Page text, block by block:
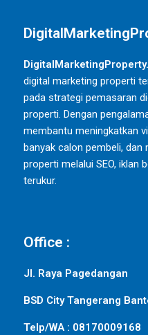
digital marketing properti
pada strategi pemasaran
properti. Dengan
membantu meningkatkan
banyak calon pembeli, dan
properti melalui SEO, iklan
terukur.
Office :
Jl. Raya Pagedangan
BSD City Tangerang
Telp/WA : 08170009168